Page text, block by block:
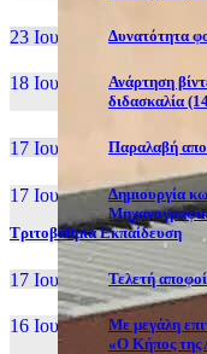
23 Ιουν, 26 Δυνατότητα
18 Ιουν, 26
Ανάρτηση
διδασκαλία
17 Ιουν, 26 Παραλαβή
17 Ιουν, 26
Δημιουργία
Τριτοβάθμια Εκπαίδευση
17 Ιουν, 26 Τελετή
16 Ιουν, 26
Με μεγάλη
«Ο Κήπος της